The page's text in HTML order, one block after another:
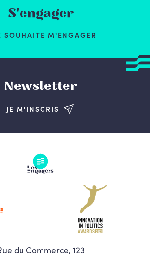
S'engager
SOUHAITE M'ENGAGER
Newsletter
JE M'INSCRIS
du Commerce, 123